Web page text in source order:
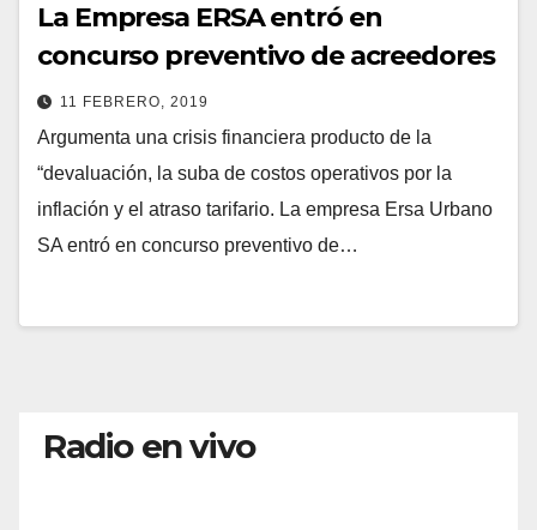
La Empresa ERSA entró en
concurso preventivo de acreedores
11 FEBRERO, 2019
Argumenta una crisis financiera producto de la
“devaluación, la suba de costos operativos por la
inflación y el atraso tarifario. La empresa Ersa Urbano
SA entró en concurso preventivo de…
Radio en vivo